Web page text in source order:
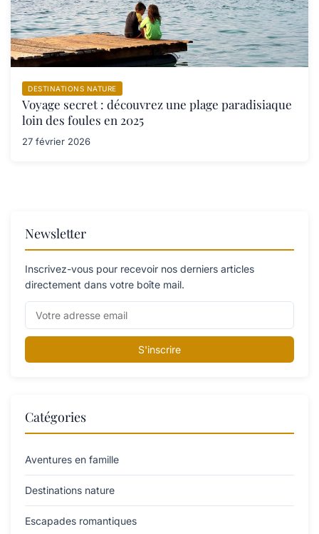
DESTINATIONS NATURE
Voyage secret : découvrez une plage paradisiaque
loin des foules en 2025
27 février 2026
Newsletter
Inscrivez-vous pour recevoir nos derniers articles
directement dans votre boîte mail.
S'inscrire
Catégories
Aventures en famille
Destinations nature
Escapades romantiques